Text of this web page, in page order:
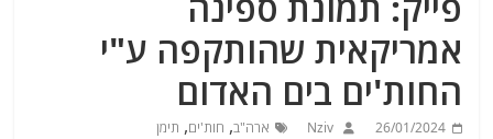
אמריקאית שהותקפה ע"י
החות'ים בים האדום
26/01/2024
Nziv ארה"ב, חות'ים, תימן